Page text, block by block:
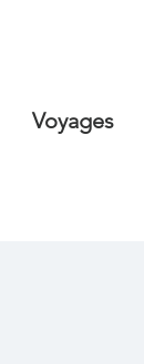
Voyages